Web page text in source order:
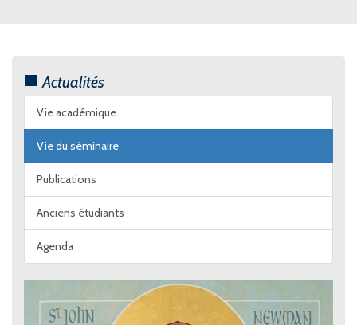
Actualités
Vie académique
Vie du séminaire
Publications
Anciens étudiants
Agenda